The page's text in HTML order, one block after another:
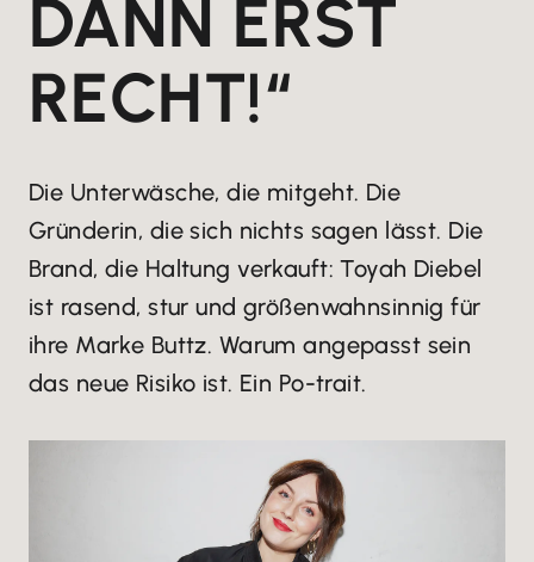
DANN ERST
RECHT!“
Die Unterwäsche, die mitgeht. Die
Gründerin, die sich nichts sagen lässt. Die
Brand, die Haltung verkauft: Toyah Diebel
ist rasend, stur und größenwahnsinnig für
ihre Marke Buttz. Warum angepasst sein
das neue Risiko ist. Ein Po-trait.